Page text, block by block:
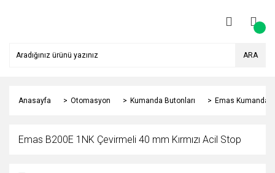
ARA
Anasayfa Otomasyon Kumanda Butonları Emas Kumanda
Emas B200E 1NK Çevirmeli 40 mm Kırmızı Acil Stop